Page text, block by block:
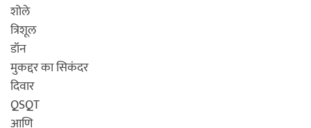
शोले
त्रिशूल
डॉन
मुकद्दर का सिकंदर
दिवार
QSQT
आणि